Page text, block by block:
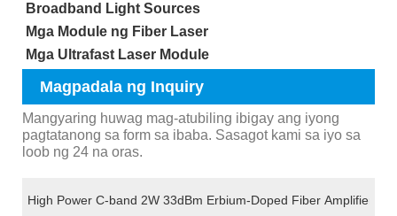
Broadband Light Sources
Mga Module ng Fiber Laser
Mga Ultrafast Laser Module
Magpadala ng Inquiry
Mangyaring huwag mag-atubiling ibigay ang iyong
pagtatanong sa form sa ibaba. Sasagot kami sa iyo sa
loob ng 24 na oras.